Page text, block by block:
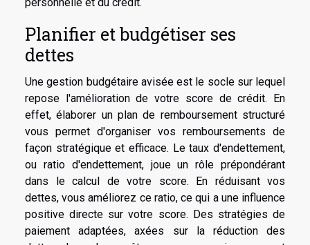
Planifier et budgétiser ses
dettes
Une gestion budgétaire avisée est le socle sur lequel
repose l'amélioration de votre score de crédit. En
effet, élaborer un plan de remboursement structuré
vous permet d'organiser vos remboursements de
façon stratégique et efficace. Le taux d'endettement,
ou ratio d'endettement, joue un rôle prépondérant
dans le calcul de votre score. En réduisant vos
dettes, vous améliorez ce ratio, ce qui a une influence
positive directe sur votre score. Des stratégies de
paiement adaptées, axées sur la réduction des